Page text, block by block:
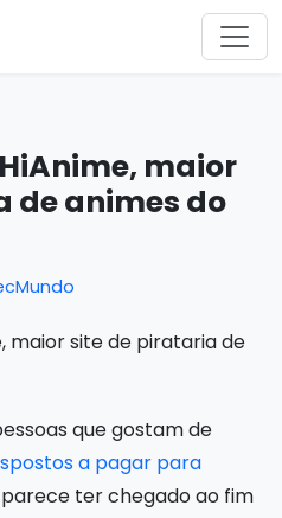
maior
de animes do
que gostam de
a pagar para
parece ter chegado ao fim